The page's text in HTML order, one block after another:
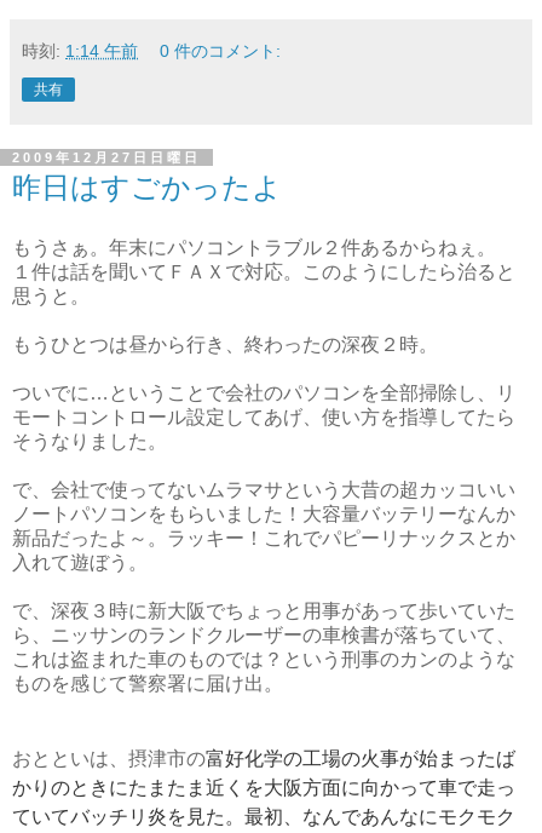
時刻: 1:14 午前 0 件のコメント:
共有
2009年12月27日日曜日
昨日はすごかったよ
もうさぁ。年末にパソコントラブル２件あるからねぇ。
１件は話を聞いてＦＡＸで対応。このようにしたら治ると
思うと。
もうひとつは昼から行き、終わったの深夜２時。
ついでに…ということで会社のパソコンを全部掃除し、リ
モートコントロール設定してあげ、使い方を指導してたら
そうなりました。
で、会社で使ってないムラマサという大昔の超カッコいい
ノートパソコンをもらいました！大容量バッテリーなんか
新品だったよ～。ラッキー！これでパピーリナックスとか
入れて遊ぼう。
で、深夜３時に新大阪でちょっと用事があって歩いていた
ら、ニッサンのランドクルーザーの車検書が落ちていて、
これは盗まれた車のものでは？という刑事のカンのような
ものを感じて警察署に届け出。
おとといは、摂津市の富好化学の工場の火事が始まったば
かりのときにたまたま近くを大阪方面に向かって車で走っ
ていてバッチリ炎を見た。最初、なんであんなにモクモク